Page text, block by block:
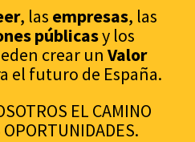
, las empresas, las
públicasy los
crear un Valor
el futuro de España.
EL CAMINO
OPORTUNIDADES.